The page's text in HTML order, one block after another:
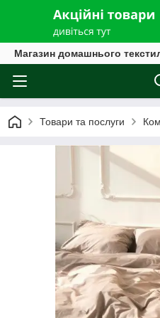
Магазин домашнього
Товари та послуги